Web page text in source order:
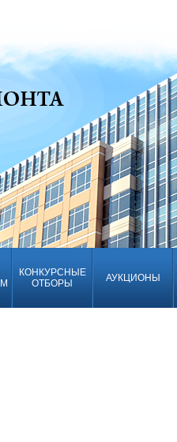
КОНКУРСНЫЕ
ОТБОРЫ
АУКЦИОНЫ